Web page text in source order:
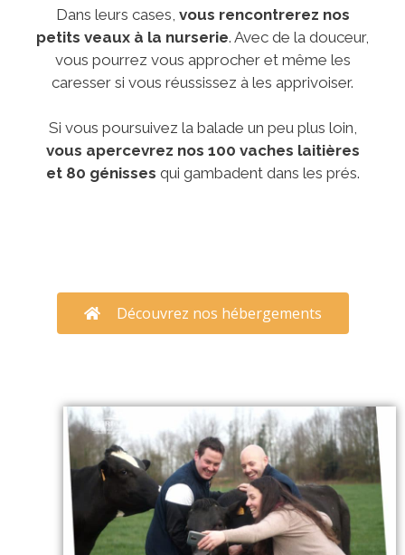
Dans leurs cases, vous rencontrerez nos
petits veaux à la nurserie. Avec de la douceur,
vous pourrez vous approcher et même les
caresser si vous réussissez à les apprivoiser.
Si vous poursuivez la balade un peu plus loin,
vous apercevrez nos 100 vaches laitières
et 80 génisses qui gambadent dans les prés.
Découvrez nos hébergements